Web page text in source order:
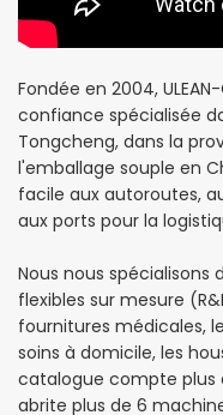
Fondée en 2004,
confiance spécialisée
Tongcheng, dans la
l'emballage souple en
facile aux autoroutes,
aux ports pour la
Nous nous spécialisons
flexibles sur mesure
fournitures médicales,
soins à domicile, les
catalogue compte plus
abrite plus de 6